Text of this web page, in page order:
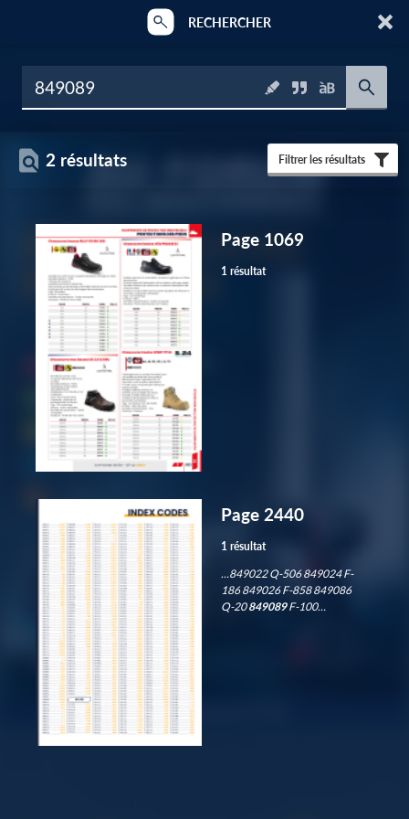
RECHERCHER
2 résultats Filtrer les résultats
Page 1069
1 résultat
Page 2440
1 résultat
…849022 Q-506 849024 F-
186 849026 F-858 849086
Q-20849089F-100…